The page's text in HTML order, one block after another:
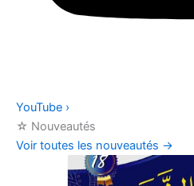
YouTube ›
☆ Nouveautés
Voir toutes les nouveautés →